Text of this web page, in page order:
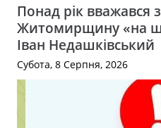
Понад рік вважався
Житомирщину «на
Іван Недашківський
Субота, 8 Серпня, 2026